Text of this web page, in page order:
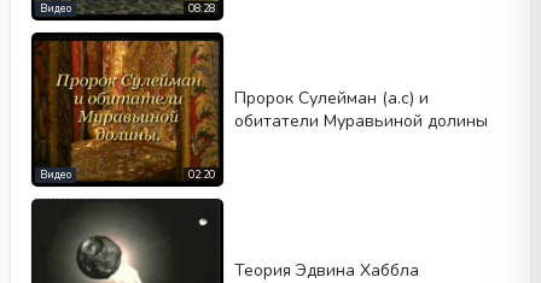
08:28
Видео
02:20
Видео
Пророк Сулейман (а.с) и
обитатели Муравьиной долины
Теория Эдвина Хаббла